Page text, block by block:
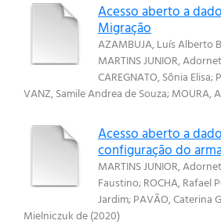
Acesso aberto a
Migração
AZAMBUJA, Luís Alberto
MARTINS JUNIOR,
CAREGNATO, Sônia Elisa;
VANZ, Samile Andrea de Souza;MOURA,
Acesso aberto a
configuração do
MARTINS JUNIOR,
Faustino;ROCHA, Rafael
Jardim;PAVÃO, Caterina
Mielniczuk de(2020)